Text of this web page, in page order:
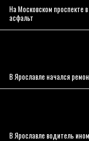
На Московском проспекте
асфальт
В Ярославле начался
В Ярославле водитель